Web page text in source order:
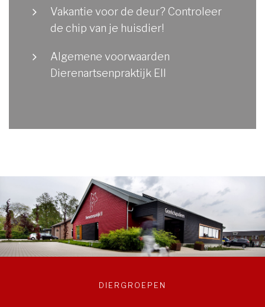
Vakantie voor de deur? Controleer
de chip van je huisdier!
Algemene voorwaarden
Dierenartsenpraktijk Ell
DIERGROEPEN